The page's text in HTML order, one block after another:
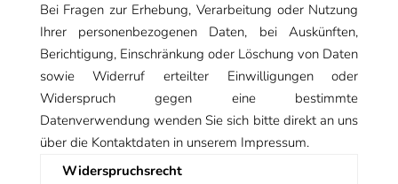
Bei Fragen zur Erhebung, Verarbeitung oder Nutzung
Ihrer personenbezogenen Daten, bei Auskünften,
Berichtigung, Einschränkung oder Löschung von Daten
sowie Widerruf erteilter Einwilligungen oder
Widerspruch gegen eine bestimmte
Datenverwendung wenden Sie sich bitte direkt an uns
über die Kontaktdaten in unserem Impressum.
Widerspruchsrecht